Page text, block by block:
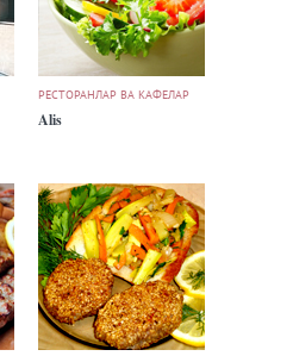
РЕСТОРАНЛАР ВА КАФЕЛАР
Alis